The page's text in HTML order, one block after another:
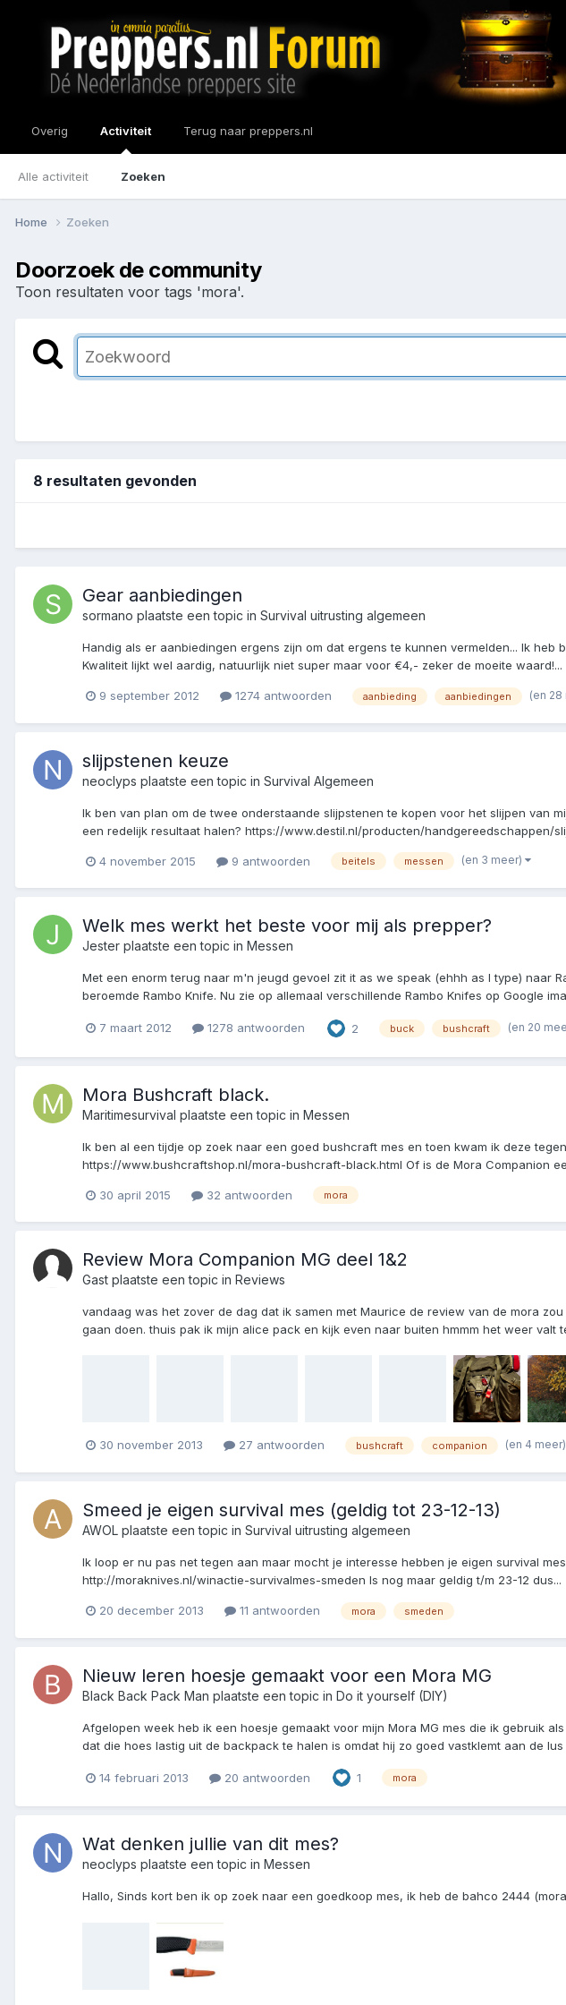
Overig Activiteit
Alle activiteit Zoeken
Terug naar preppers.nl
Home Zoeken
Doorzoek de community
Toon resultaten voor tags 'mora'.
8 resultaten gevonden
Gear aanbiedingen
sormano plaatste een topic in Survival uitrusting algemeen
Handig als er aanbiedingen ergens zijn om dat ergens te kunnen vermelden... Ik
Kwaliteit lijkt wel aardig, natuurlijk niet super maar voor €4,- zeker de moeite waard!...
9 september 2012 1274 antwoorden aanbieding aanbiedingen (en 28
slijpstenen keuze
neoclyps plaatste een topic in Survival Algemeen
Ik ben van plan om de twee onderstaande slijpstenen te kopen voor het slijpen van
een redelijk resultaat halen? https://www.destil.nl/producten/handgereedschappen/
4 november 2015 9 antwoorden beitels messen (en 3 meer)
Welk mes werkt het beste voor mij als prepper?
Jester plaatste een topic in Messen
Met een enorm terug naar m'n jeugd gevoel zit it as we speak (ehhh as I type) naar
beroemde Rambo Knife. Nu zie op allemaal verschillende Rambo Knifes op Google
7 maart 2012 1278 antwoorden 2 buck bushcraft (en 20
Mora Bushcraft black.
Maritimesurvival plaatste een topic in Messen
Ik ben al een tijdje op zoek naar een goed bushcraft mes en toen kwam ik deze
https://www.bushcraftshop.nl/mora-bushcraft-black.html Of is de Mora Companion
30 april 2015 32 antwoorden mora
Review Mora Companion MG deel 1&2
Gast plaatste een topic in Reviews
vandaag was het zover de dag dat ik samen met Maurice de review van de mora
gaan doen. thuis pak ik mijn alice pack en kijk even naar buiten hmmm het weer valt
30 november 2013 27 antwoorden bushcraft companion (en 4 meer)
Smeed je eigen survival mes (geldig tot 23-12-13)
AWOL plaatste een topic in Survival uitrusting algemeen
Ik loop er nu pas net tegen aan maar mocht je interesse hebben je eigen survival
http://moraknives.nl/winactie-survivalmes-smeden Is nog maar geldig t/m 23-12 dus...
20 december 2013 11 antwoorden mora smeden
Nieuw leren hoesje gemaakt voor een Mora MG
Black Back Pack Man plaatste een topic in Do it yourself (DIY)
Afgelopen week heb ik een hoesje gemaakt voor mijn Mora MG mes die ik gebruik
dat die hoes lastig uit de backpack te halen is omdat hij zo goed vastklemt aan de
14 februari 2013 20 antwoorden 1 mora
Wat denken jullie van dit mes?
neoclyps plaatste een topic in Messen
Hallo, Sinds kort ben ik op zoek naar een goedkoop mes, ik heb de bahco 2444